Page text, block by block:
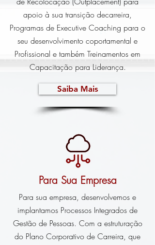
apoio à sua transição decarreira,
Programas de Executive Coaching para o
seu desenvolvimento coportamental e
Profissional e também Treinamentos em
Capacitação para Liderança.
Saiba Mais
Para Sua Empresa
Para sua empresa, desenvolvemos e
implantamos Processos Integrados de
Gestão de Pessoas. Com a estruturação
do Plano Corporativo de Carreira, que